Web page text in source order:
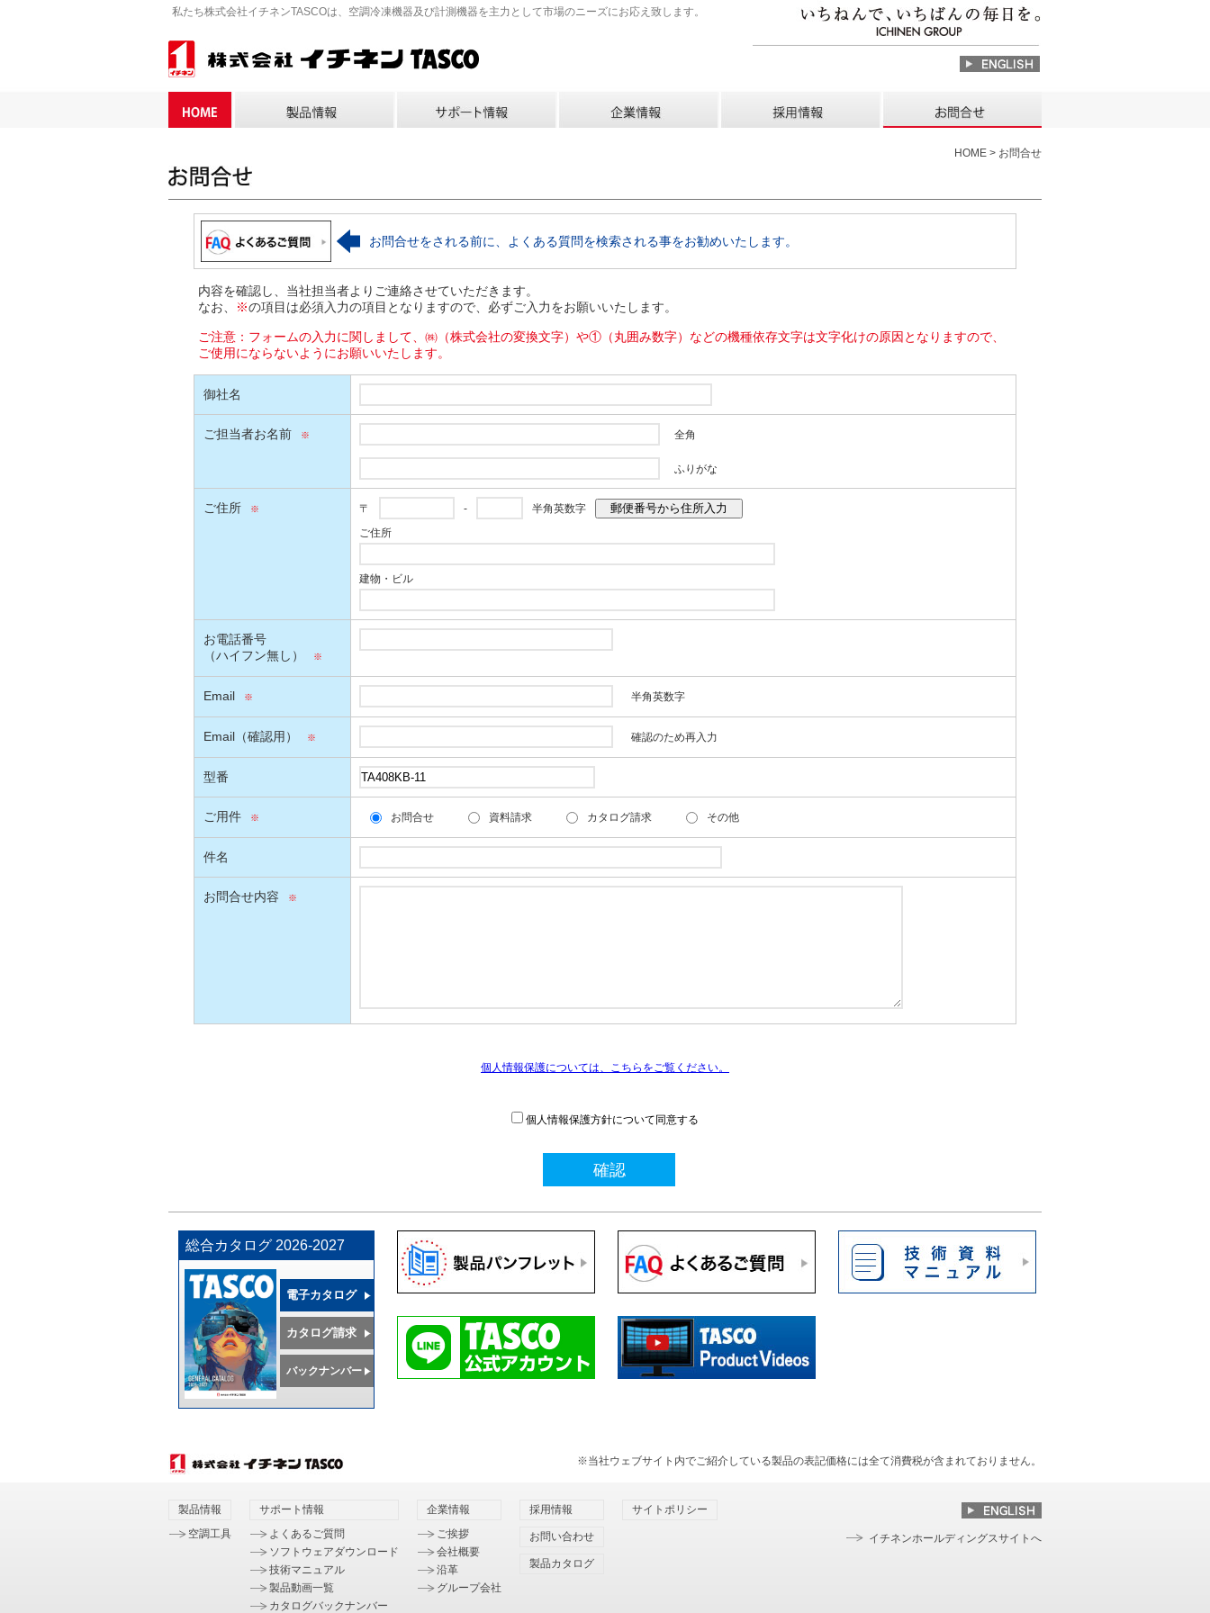
私たち株式会社イチネンTASCOは、空調冷凍機器及び計測機器を主力として市場のニーズにお応え致します。
HOME > お問合せ
お問合せをされる前に、よくある質問を検索される事をお勧めいたします。
内容を確認し、当社担当者よりご連絡させていただきます。
なお、
※の項目は必須入力の項目となりますので、必ずご入力をお願いいたします。
ご注意：フォームの入力に関しまして、㈱（株式会社の変換文字）や①（丸囲み数字）などの機種依存文字は文字化けの原因となりますので、
ご使用にならないようにお願いいたします。
御社名
ご担当者お名前 全角
ふりがな
ご住所 〒 - 半角英数字 郵便番号から住所入力
ご住所
建物・ビル
お電話番号
（ハイフン無し）
Email 半角英数字
Email（確認用） 確認のため再入力
型番
ご用件 お問合せ 資料請求 カタログ請求 その他
件名
お問合せ内容
個人情報保護については、こちらをご覧ください。
個人情報保護方針について同意する
確認
総合カタログ 2026-2027
電子カタログ
カタログ請求
バックナンバー
※当社ウェブサイト内でご紹介している製品の表記価格には全て消費税が含まれておりません。
製品情報
空調工具
サポート情報
よくあるご質問
ソフトウェアダウンロード
技術マニュアル
製品動画一覧
カタログバックナンバー
企業情報
ご挨拶
会社概要
沿革
グループ会社
採用情報
お問い合わせ
製品カタログ
サイトポリシー
イチネンホールディングスサイトへ